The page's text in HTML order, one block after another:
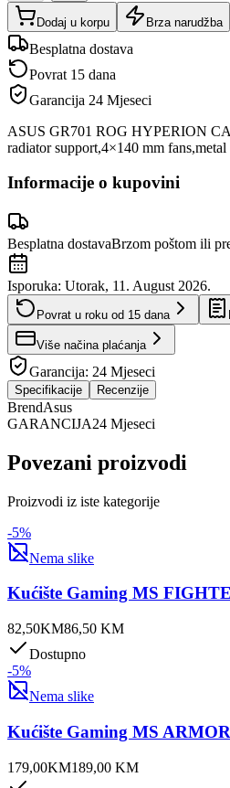
Dodaj u korpu Brza narudžba
Besplatna dostava
Povrat 15 dana
Garancija 24 Mjeseci
ASUS GR701 ROG HYPERION
radiator support,4×140 mm
Informacije o kupovini
Besplatna dostavaBrzom poštom ili
Isporuka: Utorak, 11. August 2026.
Povrat u roku od 15 dana
Više načina plaćanja
Garancija: 24 Mjeseci
Specifikacije Recenzije
BrendAsus
GARANCIJA24 Mjeseci
Povezani proizvodi
Proizvodi iz iste kategorije
-5%
Nema slike
Kućište Gaming MS
82,50KM86,50 KM
Dostupno
-5%
Nema slike
Kućište Gaming MS
179,00KM189,00 KM